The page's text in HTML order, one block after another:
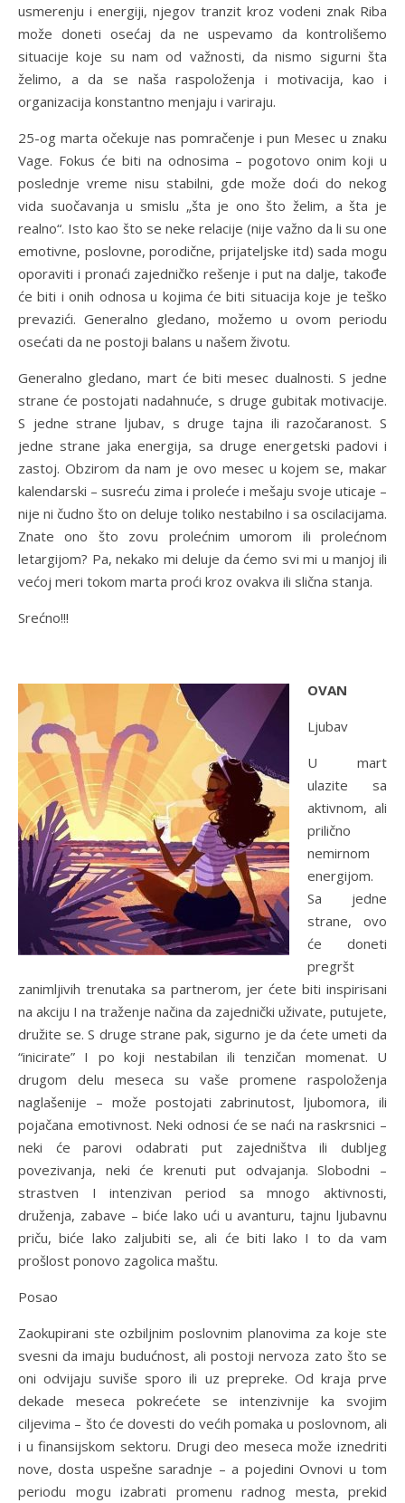
usmerenju i energiji, njegov tranzit kroz vodeni znak Riba
može doneti osećaj da ne uspevamo da kontrolišemo
situacije koje su nam od važnosti, da nismo sigurni šta
želimo, a da se naša raspoloženja i motivacija, kao i
organizacija konstantno menjaju i variraju.
25-og marta očekuje nas pomračenje i pun Mesec u znaku
Vage. Fokus će biti na odnosima – pogotovo onim koji u
poslednje vreme nisu stabilni, gde može doći do nekog
vida suočavanja u smislu „šta je ono što želim, a šta je
realno“. Isto kao što se neke relacije (nije važno da li su one
emotivne, poslovne, porodične, prijateljske itd) sada mogu
oporaviti i pronaći zajedničko rešenje i put na dalje, takođe
će biti i onih odnosa u kojima će biti situacija koje je teško
prevazići. Generalno gledano, možemo u ovom periodu
osećati da ne postoji balans u našem životu.
Generalno gledano, mart će biti mesec dualnosti. S jedne
strane će postojati nadahnuće, s druge gubitak motivacije.
S jedne strane ljubav, s druge tajna ili razočaranost. S
jedne strane jaka energija, sa druge energetski padovi i
zastoj. Obzirom da nam je ovo mesec u kojem se, makar
kalendarski – susreću zima i proleće i mešaju svoje uticaje –
nije ni čudno što on deluje toliko nestabilno i sa oscilacijama.
Znate ono što zovu prolećnim umorom ili prolećnom
letargijom? Pa, nekako mi deluje da ćemo svi mi u manjoj ili
većoj meri tokom marta proći kroz ovakva ili slična stanja.
Srećno!!!
OVAN
Ljubav
U mart
ulazite sa
aktivnom, ali
prilično
nemirnom
energijom.
Sa jedne
strane, ovo
će doneti
pregršt
zanimljivih trenutaka sa partnerom, jer ćete biti inspirisani
na akciju I na traženje načina da zajednički uživate, putujete,
družite se. S druge strane pak, sigurno je da ćete umeti da
“inicirate” I po koji nestabilan ili tenzičan momenat. U
drugom delu meseca su vaše promene raspoloženja
naglašenije – može postojati zabrinutost, ljubomora, ili
pojačana emotivnost. Neki odnosi će se naći na raskrsnici –
neki će parovi odabrati put zajedništva ili dubljeg
povezivanja, neki će krenuti put odvajanja. Slobodni –
strastven I intenzivan period sa mnogo aktivnosti,
druženja, zabave – biće lako ući u avanturu, tajnu ljubavnu
priču, biće lako zaljubiti se, ali će biti lako I to da vam
prošlost ponovo zagolica maštu.
Posao
Zaokupirani ste ozbiljnim poslovnim planovima za koje ste
svesni da imaju budućnost, ali postoji nervoza zato što se
oni odvijaju suviše sporo ili uz prepreke. Od kraja prve
dekade meseca pokrećete se intenzivnije ka svojim
ciljevima – što će dovesti do većih pomaka u poslovnom, ali
i u finansijskom sektoru. Drugi deo meseca može iznedriti
nove, dosta uspešne saradnje – a pojedini Ovnovi u tom
periodu mogu izabrati promenu radnog mesta, prekid